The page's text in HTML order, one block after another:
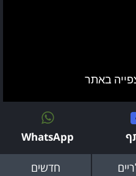
WhatsApp
חדשים